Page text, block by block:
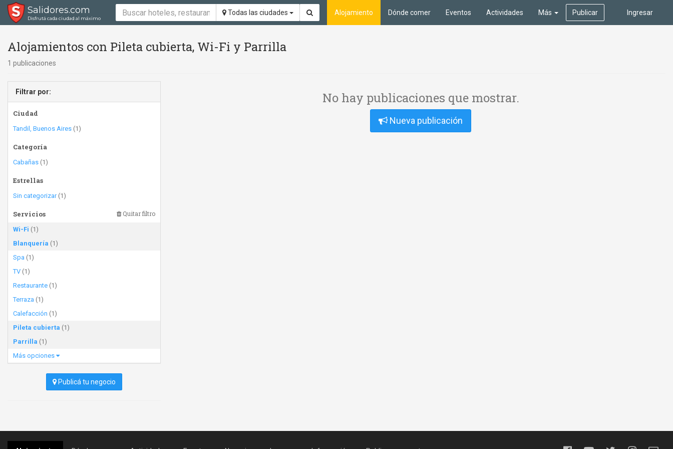
Salidores.com
Disfrutá cada ciudad al máximo
Todas las ciudades Ingresar
Alojamiento Dónde comer Eventos Actividades Más Publicar
Alojamientos con Pileta cubierta, Wi-Fi y Parrilla
1 publicaciones
Filtrar por:
Ciudad
Tandil, Buenos Aires (1)
Categoría
Cabañas (1)
Estrellas
Sin categorizar(1)
Servicios Quitar filtro
Wi-Fi (1)
Blanquería (1)
Spa (1)
TV (1)
Restaurante (1)
Terraza (1)
Calefacción (1)
Pileta cubierta (1)
Parrilla (1)
Más opciones
Publicá tu negocio
No hay publicaciones que mostrar.
Nueva publicación